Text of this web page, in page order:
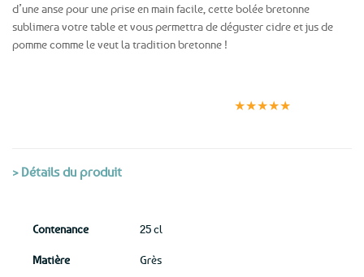
d’une anse pour une prise en main facile, cette bolée bretonne
sublimera votre table et vous permettra de déguster cidre et jus de
pomme comme le veut la tradition bretonne !
★★★★★
> Détails du produit
Contenance 25 cl
Matière Grès